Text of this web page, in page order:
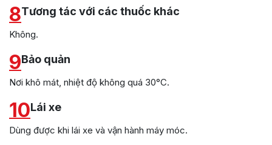
8Tương tác với các thuốc khác
Không.
9Bảo quản
Nơi khô mát, nhiệt độ không quá 30°C.
10Lái xe
Dùng được khi lái xe và vận hành máy móc.